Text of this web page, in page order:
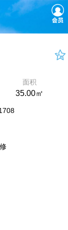
面积
35.00㎡